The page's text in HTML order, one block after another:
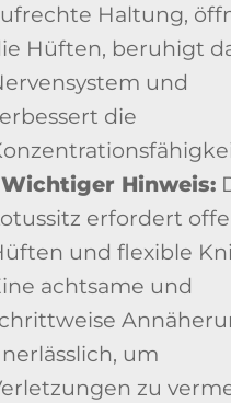
Haltung,
Hüften, beruhigt
und
die
Wichtiger Hinweis:
erfordert
und flexible
achtsame und
um
zu